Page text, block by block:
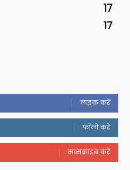
17
17
लाइक करें
फॉलो करें
सब्सक्राइब करें